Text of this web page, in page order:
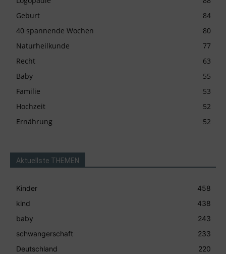
Geburt
84
40 spannende Wochen
80
Naturheilkunde
77
Recht
63
Baby
55
Familie
53
Hochzeit
52
Ernährung
52
Aktuellste THEMEN
Kinder
458
kind
438
baby
243
schwangerschaft
233
Deutschland
220